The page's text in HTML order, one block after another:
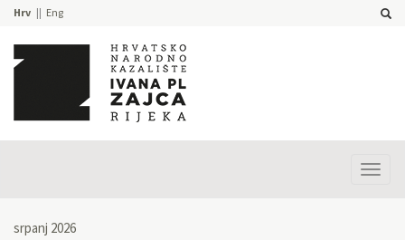
Hrv Eng
srpanj 2026